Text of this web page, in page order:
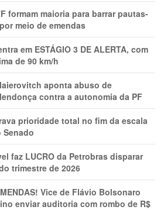
formam maioria para barrar pautas-
meio de emendas
em ESTÁGIO 3 DE ALERTA, com
de 90 km/h
aponta abuso de
contra a autonomia da PF
prioridade total no fim da escala
Senado
faz LUCRO da Petrobras disparar
trimestre de 2026
Vice de Flávio Bolsonaro
enviar auditoria com rombo de R$